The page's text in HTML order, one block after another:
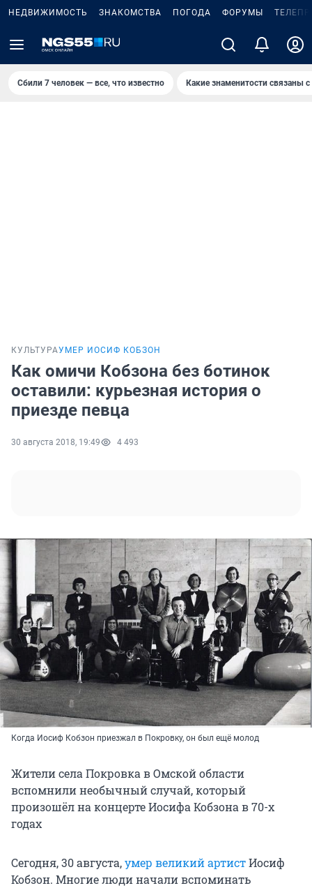
НЕДВИЖИМОСТЬ ЗНАКОМСТВА ПОГОДА ФОРУМЫ
Сбили 7 человек — все, что известно Какие знаменитости связаны
КУЛЬТУРАУМЕР ИОСИФ КОБЗОН
Как омичи Кобзона без ботинок
оставили: курьезная история о
приезде певца
30 августа 2018, 19:49 4 493
Когда Иосиф Кобзон приезжал в Покровку, он был ещё молод
Жители села Покровка в Омской области
вспомнили необычный случай, который
произошёл на концерте Иосифа Кобзона в 70-х
годах
Сегодня, 30 августа,умер великий артистИосиф
Кобзон. Многие люди начали вспоминать